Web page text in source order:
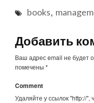
books,
Добавить
Ваш адрес email не будет
помечены *
Comment
Удаляйте у ссылок "http://